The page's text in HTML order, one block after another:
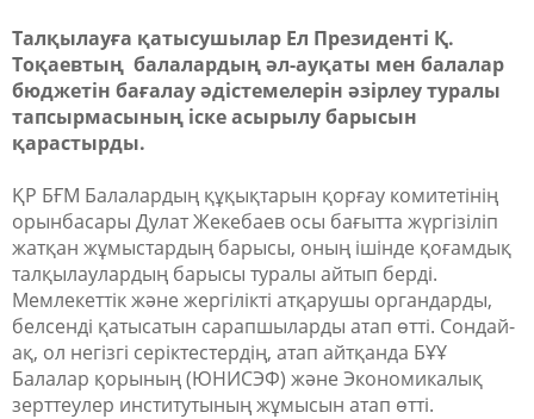
Талқылауға қатысушылар Ел Президенті Қ.
Тоқаевтың балалардың әл-ауқаты мен балалар
бюджетін бағалау әдістемелерін әзірлеу туралы
тапсырмасының іске асырылу барысын
қарастырды.
ҚР БҒМ Балалардың құқықтарын қорғау комитетінің
орынбасары Дулат Жекебаев осы бағытта жүргізіліп
жатқан жұмыстардың барысы, оның ішінде қоғамдық
талқылаулардың барысы туралы айтып берді.
Мемлекеттік және жергілікті атқарушы органдарды,
белсенді қатысатын сарапшыларды атап өтті. Сондай-
ақ, ол негізгі серіктестердің, атап айтқанда БҰҰ
Балалар қорының (ЮНИСЭФ) және Экономикалық
зерттеулер институтының жұмысын атап өтті.